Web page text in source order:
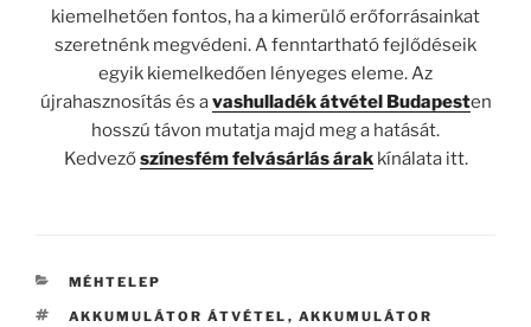
kiemelhetően fontos, ha a kimerülő erőforrásainkat
szeretnénk megvédeni. A fenntartható fejlődéseik
egyik kiemelkedően lényeges eleme. Az
újrahasznosítás és avashulladék átvétel Budapesten
hosszú távon mutatja majd meg a hatását.
Kedvezőszínesfém felvásárlás árakkínálata itt.
KATEGÓRIÁK
MÉHTELEP
CÍMKÉK
AKKUMULÁTOR ÁTVÉTEL , AKKUMULÁTOR